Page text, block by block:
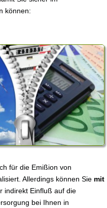
können:
für die Emißion von
Allerdings können Sie mit
indirekt Einfluß auf die
bei Ihnen in